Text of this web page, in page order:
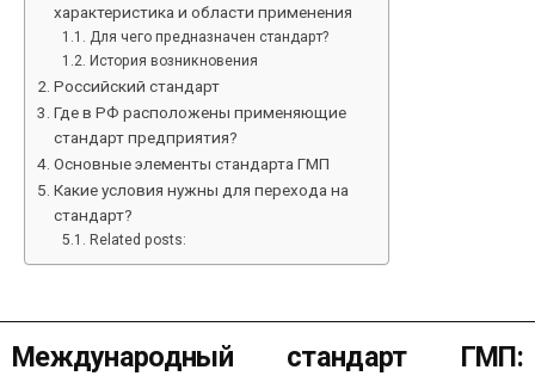
характеристика и области применения
Для чего предназначен стандарт?
История возникновения
Российский стандарт
Где в РФ расположены применяющие
стандарт предприятия?
Основные элементы стандарта ГМП
Какие условия нужны для перехода на
стандарт?
Related posts:
Международный стандарт ГМП: